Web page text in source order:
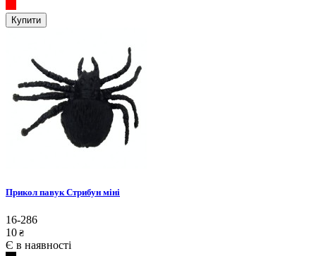
Купити
Прикол павук Стрибун міні
16-286
10 ₴
Є в наявності